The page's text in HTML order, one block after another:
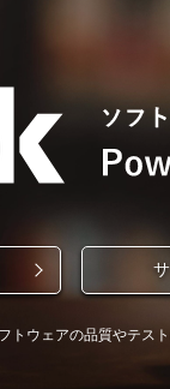
トウェアの品質やテス